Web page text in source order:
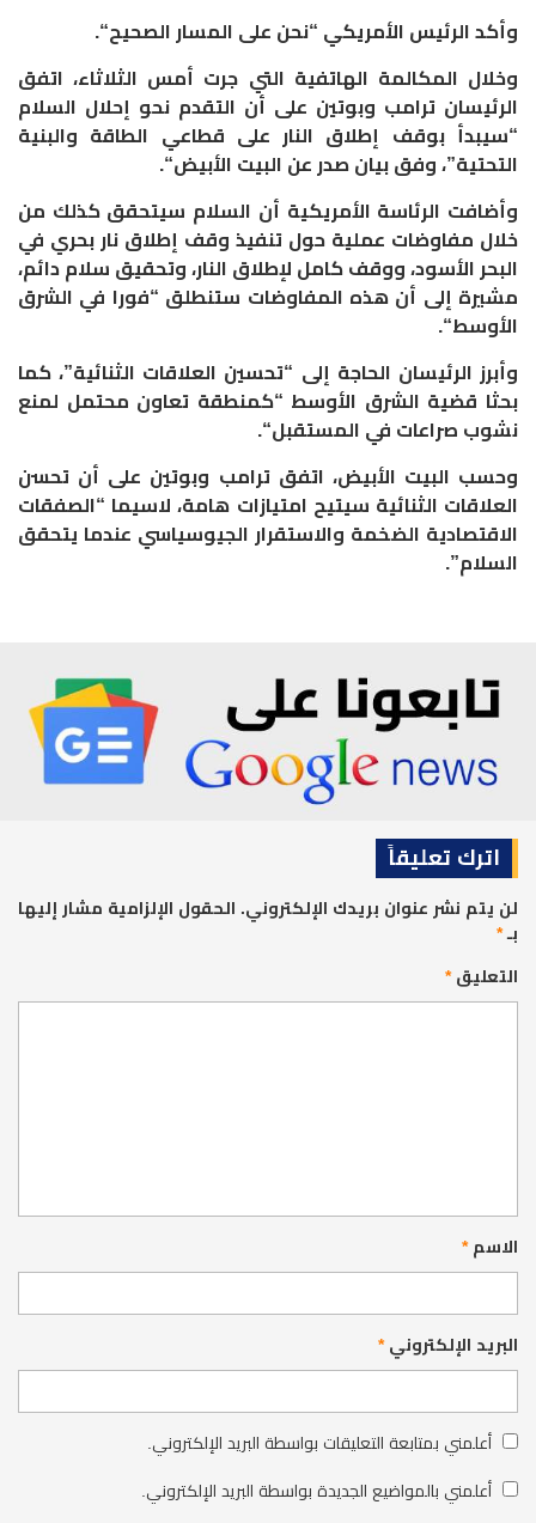
وأكد الرئيس الأمريكي “نحن على المسار الصحيح“.
وخلال المكالمة الهاتفية التي جرت أمس الثلاثاء، اتفق
الرئيسان ترامب وبوتين على أن التقدم نحو إحلال السلام
“سيبدأ بوقف إطلاق النار على قطاعي الطاقة والبنية
التحتية”، وفق بيان صدر عن البيت الأبيض“.
وأضافت الرئاسة الأمريكية أن السلام سيتحقق كذلك من
خلال مفاوضات عملية حول تنفيذ وقف إطلاق نار بحري في
البحر الأسود، ووقف كامل لإطلاق النار، وتحقيق سلام دائم،
مشيرة إلى أن هذه المفاوضات ستنطلق “فورا في الشرق
الأوسط“.
وأبرز الرئيسان الحاجة إلى “تحسين العلاقات الثنائية”، كما
بحثا قضية الشرق الأوسط “كمنطقة تعاون محتمل لمنع
نشوب صراعات في المستقبل“.
وحسب البيت الأبيض، اتفق ترامب وبوتين على أن تحسن
العلاقات الثنائية سيتيح امتيازات هامة، لاسيما “الصفقات
الاقتصادية الضخمة والاستقرار الجيوسياسي عندما يتحقق
السلام”.
اترك تعليقاً
لن يتم نشر عنوان بريدك الإلكتروني. الحقول الإلزامية مشار إليها
بـ*
التعليق*
الاسم*
البريد الإلكتروني*
أعلمني بمتابعة التعليقات بواسطة البريد الإلكتروني.
أعلمني بالمواضيع الجديدة بواسطة البريد الإلكتروني.